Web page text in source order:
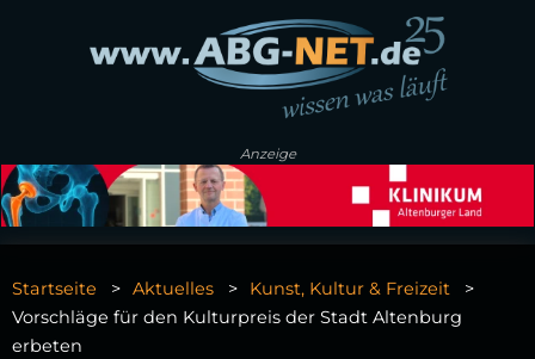
Anzeige
Startseite Aktuelles
Kunst, Kultur & Freizeit
Vorschläge für den Kulturpreis der Stadt Altenburg
erbeten